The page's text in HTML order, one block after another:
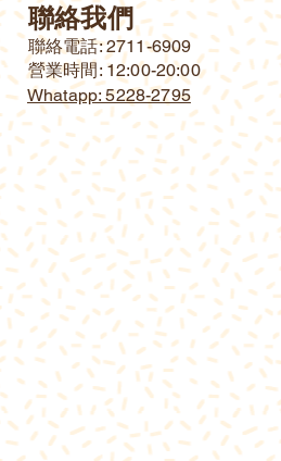
聯絡我們
​聯絡電話: 2711-6909
營業時間: 12:00-20:00
Whatapp: 5228-2795